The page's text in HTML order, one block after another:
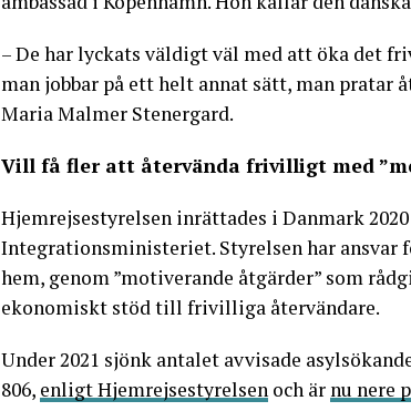
– De har lyckats väldigt väl med att öka det
man jobbar på ett helt annat sätt, man pratar
Maria Malmer Stenergard.
Vill få fler att återvända frivilligt med
Hjemrejsestyrelsen inrättades i Danmark
Integrationsministeriet. Styrelsen har ansvar
hem, genom ”motiverande åtgärder” som
ekonomiskt stöd till frivilliga återvändare.
Under 2021 sjönk antalet avvisade
806, enligt Hjemrejsestyrelsen och är nu nere